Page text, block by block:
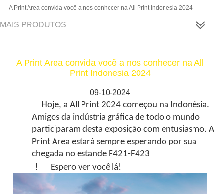
A Print Area convida você a nos conhecer na All Print Indonesia 2024
MAIS PRODUTOS
A Print Area convida você a nos conhecer na All
Print Indonesia 2024
09-10-2024
Hoje, a All Print 2024 começou na Indonésia.
Amigos da indústria gráfica de todo o mundo
participaram desta exposição com entusiasmo. A
Print Area estará sempre esperando por sua
chegada no estande F421-F423
！ Espero ver você lá!